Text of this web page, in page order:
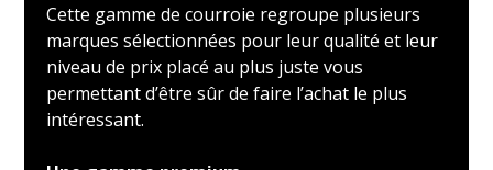
Cette gamme de courroie regroupe plusieurs
marques sélectionnées pour leur qualité et leur
niveau de prix placé au plus juste vous
permettant d’être sûr de faire l’achat le plus
intéressant.